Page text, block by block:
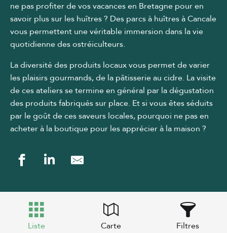
ne pas profiter de vos vacances en Bretagne pour en
savoir plus sur les huîtres ? Des parcs à huîtres à Cancale
vous permettent une véritable immersion dans la vie
quotidienne des ostréiculteurs.
La diversité des produits locaux vous permet de varier
les plaisirs gourmands, de la pâtisserie au cidre. La visite
de ces ateliers se termine en général par la dégustation
des produits fabriqués sur place. Et si vous êtes séduits
par le goût de ces saveurs locales, pourquoi ne pas en
acheter à la boutique pour les apprécier à la maison ?
Liste Carte Filtres